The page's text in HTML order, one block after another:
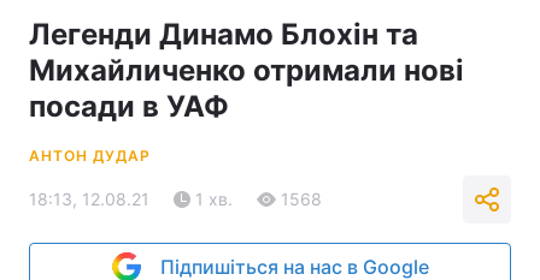
Легенди Динамо Блохін та
Михайличенко отримали нові
посади в УАФ
АНТОН ДУДАР
18:13, 12.08.21 1 хв. 1568
Підпишіться на нас в Google